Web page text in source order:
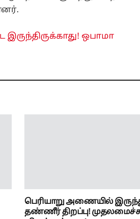
ஒபாமா
பெரியாறு அணையில்
தண்ணீர் திறப்பு!